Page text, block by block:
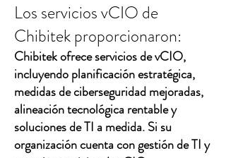
Los servicios vCIO de
Chibitek proporcionaron:
Chibitek ofrece servicios de vCIO,
incluyendo planificación estratégica,
medidas de ciberseguridad mejoradas,
alineación tecnológica rentable y
soluciones de TI a medida. Si su
organización cuenta con gestión de TI y